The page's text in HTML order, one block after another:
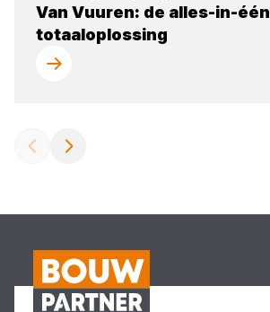
Van Vuuren: de alles-in-één
totaaloplossing